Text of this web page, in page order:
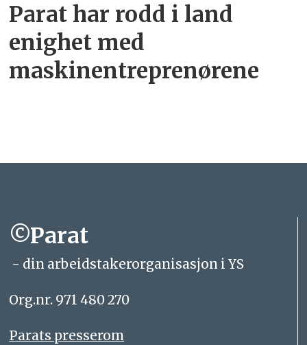
Parat har rodd i land
enighet med
maskinentreprenørene
©Parat
- din arbeidstakerorganisasjon i YS
Org.nr. 971 480 270
Parats presserom